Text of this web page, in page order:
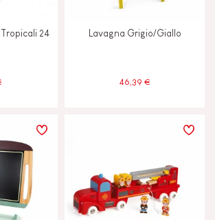
vedere e ascoltare
ad Acqua
sonoro
24
Lavagna Grigio/Giallo
46,39 €